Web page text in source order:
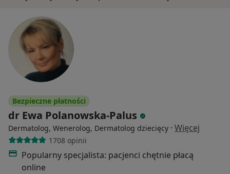
Bezpieczne płatności
dr Ewa Polanowska-Palus
Dermatolog, Wenerolog, Dermatolog dziecięcy · Więcej
1708 opinii
Popularny specjalista: pacjenci chętnie płacą
online